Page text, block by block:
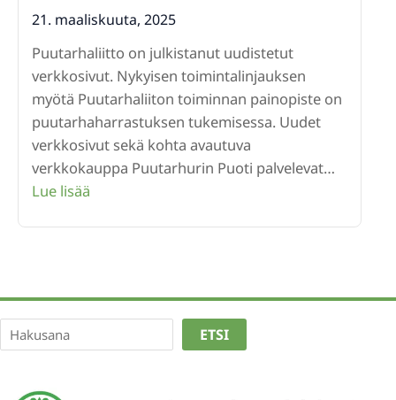
21. maaliskuuta, 2025
Puutarhaliitto on julkistanut uudistetut
verkkosivut. Nykyisen toimintalinjauksen
myötä Puutarhaliiton toiminnan painopiste on
puutarhaharrastuksen tukemisessa. Uudet
verkkosivut sekä kohta avautuva
verkkokauppa Puutarhurin Puoti palvelevat…
Lue lisää
Etsi
ETSI